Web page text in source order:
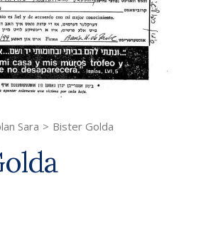
Sara > Bister Golda